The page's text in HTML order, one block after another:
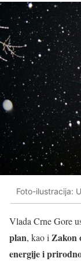
Foto-ilustracija:
Vlada Crne Gore
plan, kao iZakon
energije i